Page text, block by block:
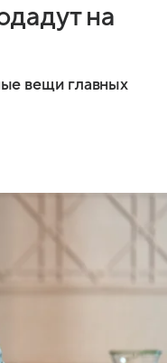
на
вещи главных